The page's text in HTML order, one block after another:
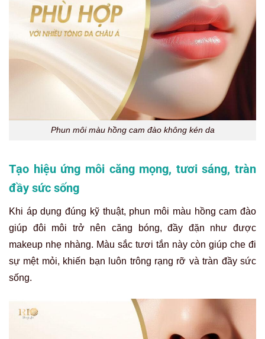
Phun môi màu hồng cam đào không kén da
Tạo hiệu ứng môi căng mọng, tươi sáng, tràn
đầy sức sống
Khi áp dụng đúng kỹ thuật, phun môi màu hồng cam đào
giúp đôi môi trở nên căng bóng, đầy đặn như được
makeup nhẹ nhàng. Màu sắc tươi tắn này còn giúp che đi
sự mệt mỏi, khiến bạn luôn trông rạng rỡ và tràn đầy sức
sống.